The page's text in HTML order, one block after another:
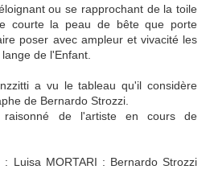
ou se rapprochant de la toile
courte la peau de bête que porte
poser avec ampleur et vivacité les
de l'Enfant.
a vu le tableau qu'il considère
de Bernardo Strozzi.
de l'artiste en cours de
: Luisa MORTARI : Bernardo Strozzi